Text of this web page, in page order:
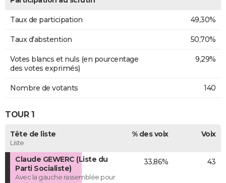
Taux de participation 49,30%
Taux d'abstention 50,70%
Votes blancs et nuls (en pourcentage
des votes exprimés)
9,29%
Nombre de votants 140
TOUR 1
Tête de liste
Liste
% des voix Voix
Claude GEWERC (Liste du
Parti Socialiste)
Avec la gauche rassemblée pour
33,86% 43